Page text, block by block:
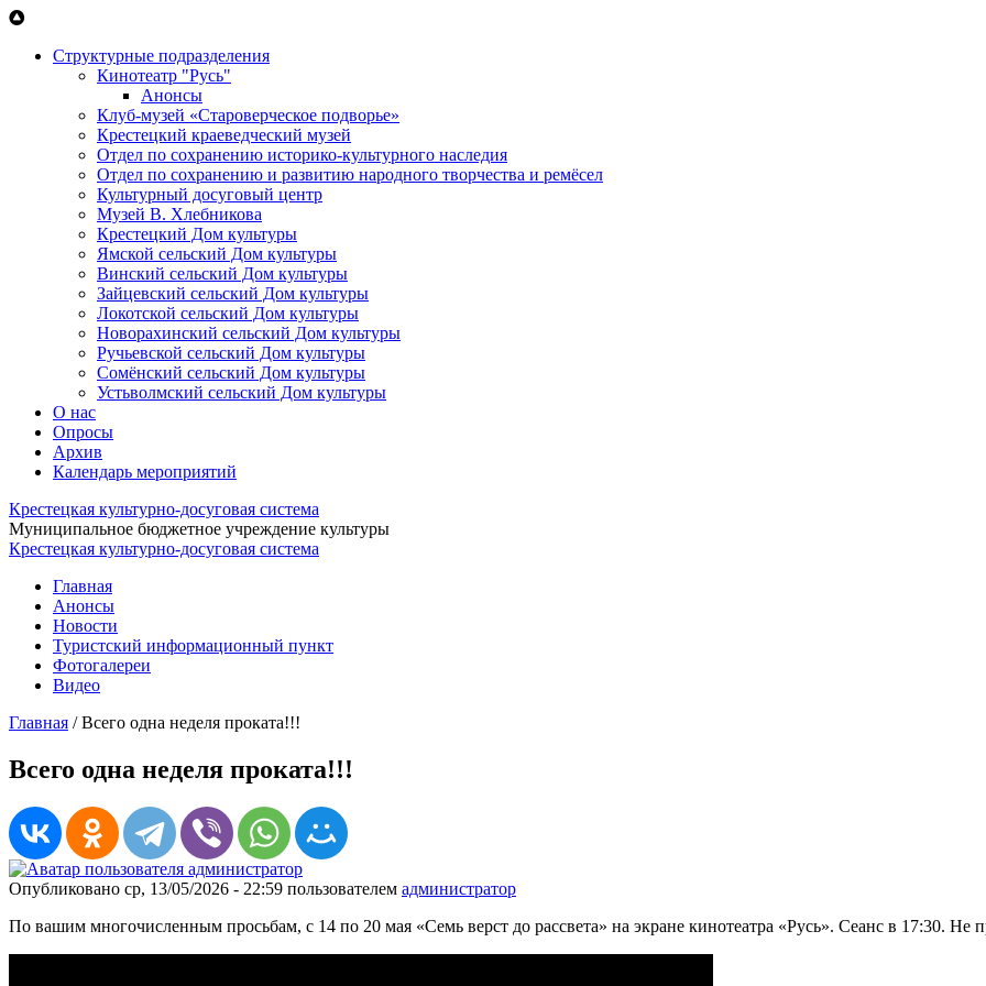
Перейти к основному содержанию
Структурные подразделения
Кинотеатр "Русь"
Анонсы
Клуб-музей «Староверческое подворье»
Крестецкий краеведческий музей
Отдел по сохранению историко-культурного наследия
Отдел по сохранению и развитию народного творчества и ремёсел
Культурный досуговый центр
Музей В. Хлебникова
Крестецкий Дом культуры
Ямской сельский Дом культуры
Винский сельский Дом культуры
Зайцевский сельский Дом культуры
Локотской сельский Дом культуры
Новорахинский сельский Дом культуры
Ручьевской сельский Дом культуры
Сомёнский сельский Дом культуры
Устьволмский сельский Дом культуры
О нас
Опросы
Архив
Календарь мероприятий
Крестецкая культурно-досуговая система
Муниципальное бюджетное учреждение культуры
Крестецкая культурно-досуговая система
Главная
Анонсы
Новости
Туристский информационный пункт
Фотогалереи
Видео
Главная /Всего одна неделя проката!!!
Всего одна неделя проката!!!
Опубликовано ср, 13/05/2026 - 22:59 пользователем администратор
По вашим многочисленным просьбам, с 14 по 20 мая «Семь верст до рассвета» на экране кинотеатра «Русь». Сеанс в 17:30. Не